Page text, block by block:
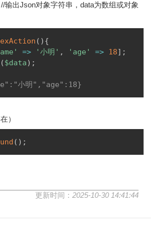
输出Json对象字符串，data为数组或对象
( ) {
=> '小明' , 'age' => 18] ;
($data) ;
小明","age":18}
）
( ) ;
更新时间： 2025-10-30 14:41:44